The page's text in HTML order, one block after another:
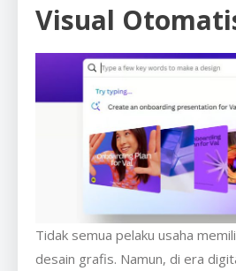
Visual
Tidak semua pelaku usaha
desain grafis. Namun, di era